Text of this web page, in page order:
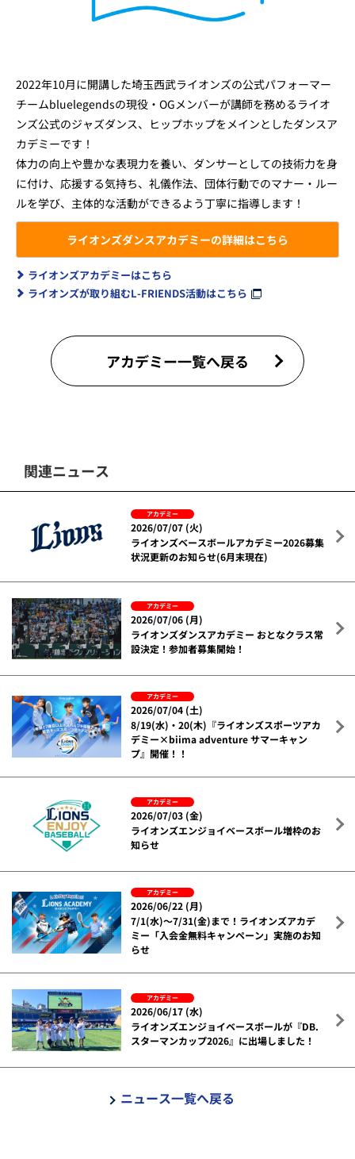
2022年10月に開講した埼玉西武ライオンズの公式パフォーマー
チームbluelegendsの現役・OGメンバーが講師を務めるライオ
ンズ公式のジャズダンス、ヒップホップをメインとしたダンスア
カデミーです！
体力の向上や豊かな表現力を養い、ダンサーとしての技術力を身
に付け、応援する気持ち、礼儀作法、団体行動でのマナー・ルー
ルを学び、主体的な活動ができるよう丁寧に指導します！
ライオンズダンスアカデミーの詳細はこちら
ライオンズアカデミーはこちら
ライオンズが取り組むL-FRIENDS活動はこちら
アカデミー一覧へ戻る
関連ニュース
アカデミー
2026/07/07 (火)
ライオンズベースボールアカデミー2026募集
状況更新のお知らせ(6月末現在)
アカデミー
2026/07/06 (月)
ライオンズダンスアカデミー おとなクラス常
設決定！参加者募集開始！
アカデミー
2026/07/04 (土)
8/19(水)・20(木)『ライオンズスポーツアカ
デミー×biima adventure サマーキャン
プ』開催！！
アカデミー
2026/07/03 (金)
ライオンズエンジョイベースボール増枠のお
知らせ
アカデミー
2026/06/22 (月)
7/1(水)～7/31(金)まで！ライオンズアカデ
ミー「入会金無料キャンペーン」実施のお知
らせ
アカデミー
2026/06/17 (水)
ライオンズエンジョイベースボールが『DB.
スターマンカップ2026』に出場しました！
ニュース一覧へ戻る